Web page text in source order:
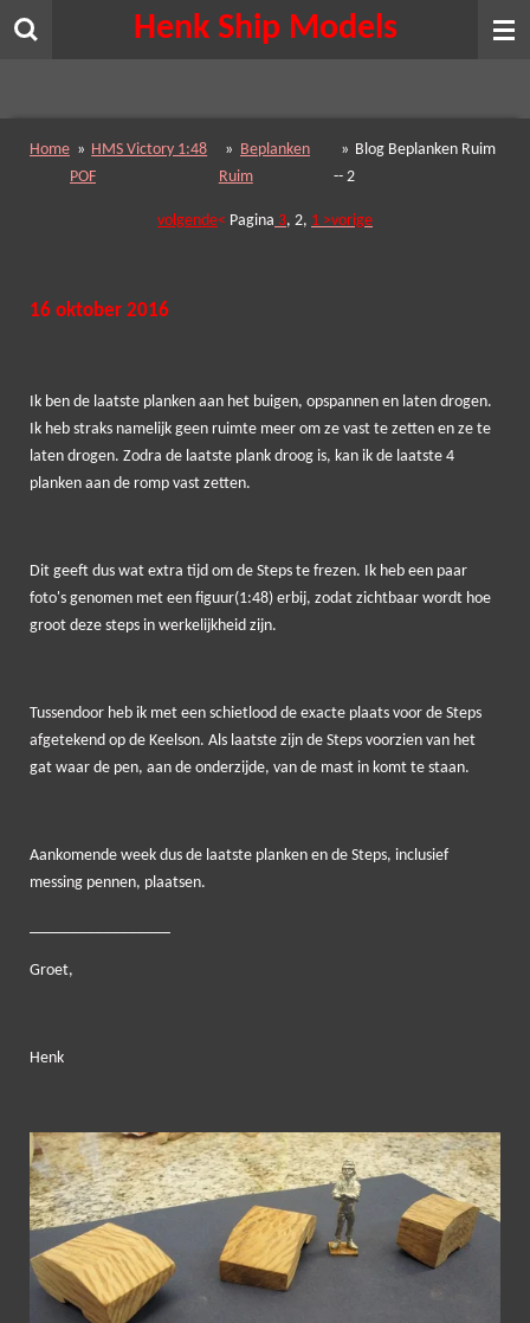
Ga
Henk Ship Models
Home » HMS Victory 1:48
POF
» Beplanken
Ruim
» Blog Beplanken Ruim
-- 2
volgende< Pagina 3, 2, 1 >vorige
16 oktober 2016
Ik ben de laatste planken aan het buigen, opspannen en laten drogen.
Ik heb straks namelijk geen ruimte meer om ze vast te zetten en ze te
laten drogen. Zodra de laatste plank droog is, kan ik de laatste 4
planken aan de romp vast zetten.
Dit geeft dus wat extra tijd om de Steps te frezen. Ik heb een paar
foto's genomen met een figuur(1:48) erbij, zodat zichtbaar wordt hoe
groot deze steps in werkelijkheid zijn.
Tussendoor heb ik met een schietlood de exacte plaats voor de Steps
afgetekend op de Keelson. Als laatste zijn de Steps voorzien van het
gat waar de pen, aan de onderzijde, van de mast in komt te staan.
Aankomende week dus de laatste planken en de Steps, inclusief
messing pennen, plaatsen.
Groet,
Henk